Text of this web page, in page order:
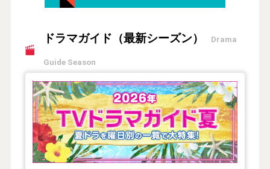
ドラマガイド（最新シーズン） Drama
Guide Season
【2026年夏】TVドラマガイド